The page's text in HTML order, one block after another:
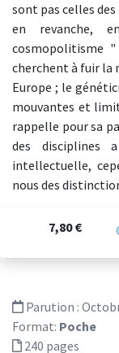
sont pas celles
en revanche,
cosmopolitisme "
cherchent à fuir la
Europe ; le
mouvantes et
rappelle pour sa
des disciplines
intellectuelle,
nous des
7,80 €
Parution :
Format: Poche
240 pages